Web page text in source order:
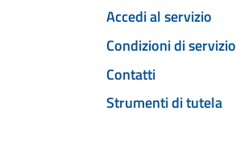
Accedi al servizio
Condizioni di servizio
Contatti
Strumenti di tutela